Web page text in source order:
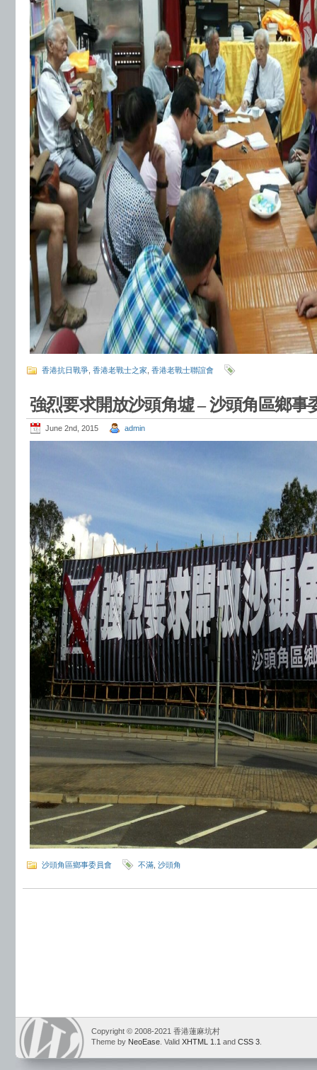
香港抗日戰爭 香港老戰士之家 香港老戰士聯誼會
強烈要求開放沙頭角墟 – 沙頭角區鄉事
June 2nd, 2015 admin
沙頭角區鄉事委員會 不滿 沙頭角
Copyright © 2008-2021 香港蓮麻坑村
Theme by NeoEase . Valid XHTML 1.1 and CSS 3